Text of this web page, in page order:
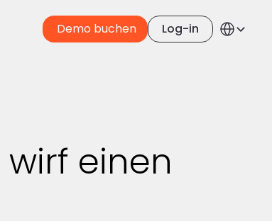
einen
Demo buchen Log-in